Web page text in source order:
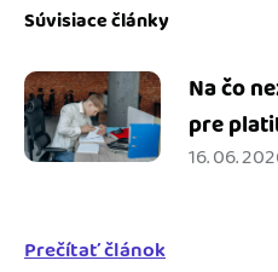
Súvisiace články
Na čo
pre
16. 06.
Prečítať článok